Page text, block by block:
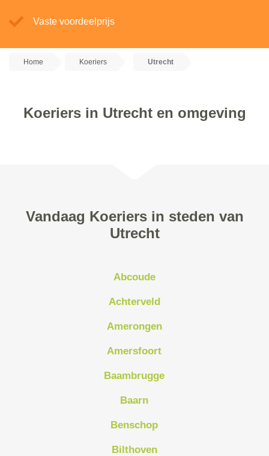
Vaste voordeelprijs
Home Koeriers Utrecht
Koeriers in Utrecht en omgeving
Vandaag Koeriers in steden van
Utrecht
Abcoude
Achterveld
Amerongen
Amersfoort
Baambrugge
Baarn
Benschop
Bilthoven